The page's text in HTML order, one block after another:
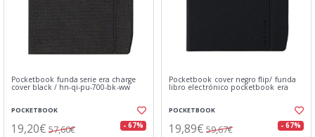
Pocketbook funda serie era charge
cover black / hn-qi-pu-700-bk-ww
POCKETBOOK
19,20€ 57,60€ - 67%
Pocketbook cover negro flip/ funda
libro electrónico pocketbook era
POCKETBOOK
19,89€ 59,67€ - 67%